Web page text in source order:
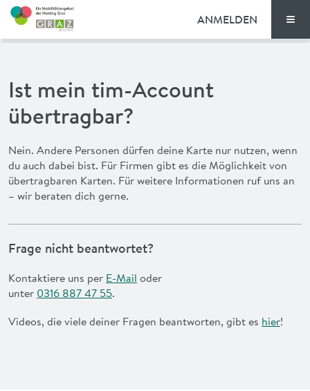
FAQ
VORTEILE
ANMELDEN
Ist mein tim-Account
übertragbar?
Nein. Andere Personen dürfen deine Karte nur nutzen, wenn
du auch dabei bist. Für Firmen gibt es die Möglichkeit von
übertragbaren Karten. Für weitere Informationen ruf uns an
– wir beraten dich gerne.
Frage nicht beantwortet?
Kontaktiere uns per E-Mail oder
unter 0316 887 47 55.
Videos, die viele deiner Fragen beantworten, gibt es hier!